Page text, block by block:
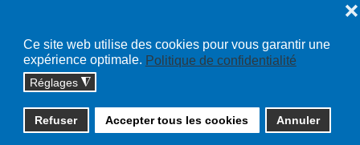
Ce site web utilise des cookies pour vous garantir une
expérience optimale. Politique de confidentialité
Réglages ◮
Refuser Accepter tous les cookies Annuler
❌
Copyright © 2026 cossonay.ch - tous droits réservés | site :
solutions informatiques